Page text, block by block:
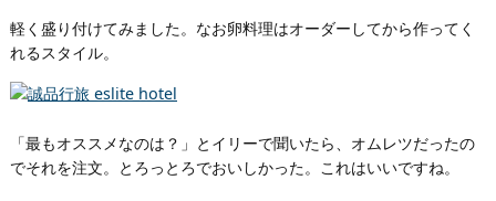
軽く盛り付けてみました。なお卵料理はオーダーしてから作ってく
れるスタイル。
「最もオススメなのは？」とイリーで聞いたら、オムレツだったの
でそれを注文。とろっとろでおいしかった。これはいいですね。